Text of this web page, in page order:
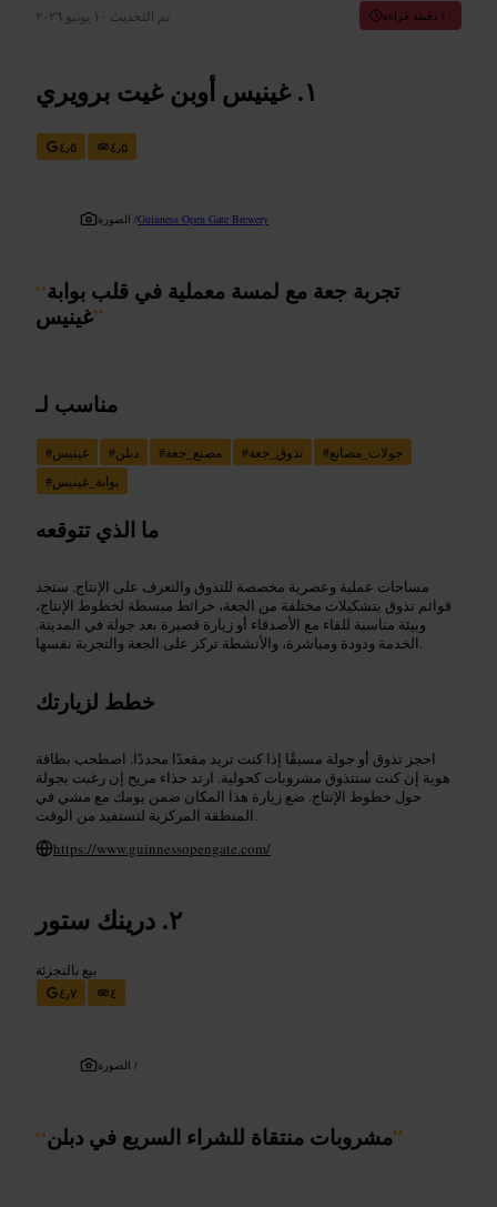
تم التحديث ١٠ يونيو ٢٠٢٦ ١٠ دقيقة قراءة
غينيس أوبن غيت برويري
٤٫٥ ٤٫٥
الصورة /Guinness Open Gate Brewery
“تجربة جعة مع لمسة معملية في قلب بوابة
غينيس”
مناسب لـ
#غينيس #دبلن #مصنع_جعة #تذوق_جعة #جولات_مصانع
#بوابة_غينيس
ما الذي تتوقعه
مساحات عملية وعصرية مخصصة للتذوق والتعرف على الإنتاج. ستجد
قوائم تذوق بتشكيلات مختلفة من الجعة، خرائط مبسطة لخطوط الإنتاج،
وبيئة مناسبة للقاء مع الأصدقاء أو زيارة قصيرة بعد جولة في المدينة.
الخدمة ودودة ومباشرة، والأنشطة تركز على الجعة والتجربة نفسها.
خطط لزيارتك
احجز تذوق أو جولة مسبقًا إذا كنت تريد مقعدًا محددًا. اصطحب بطاقة
هوية إن كنت ستتذوق مشروبات كحولية. ارتد حذاء مريح إن رغبت بجولة
حول خطوط الإنتاج. ضع زيارة هذا المكان ضمن يومك مع مشي في
المنطقة المركزية لتستفيد من الوقت.
https://www.guinnessopengate.com/
درينك ستور
بيع بالتجزئة
٤٫٧
٤
الصورة /
“مشروبات منتقاة للشراء السريع في دبلن”